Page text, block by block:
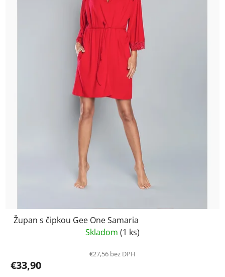
Župan s čipkou Gee One Samaria
Skladom (1 ks)
€27,56 bez DPH
€33,90